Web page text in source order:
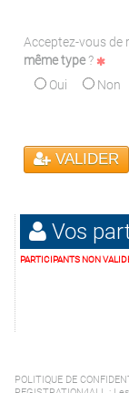
Acceptez-vous de
même type?
Oui
Non
VALIDER
Vos
PARTICIPANTS NON
POLITIQUE DE